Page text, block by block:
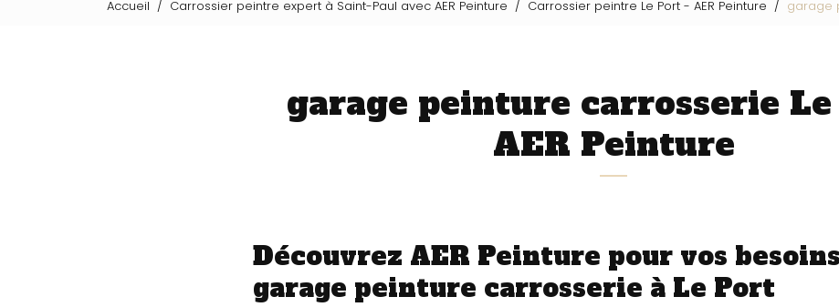
Accueil Carrossier peintre expert à Saint-Paul avec AER Peinture Carrossier peintre Le Port - AER Peinture garage
garage peinture carrosserie
AER Peinture
Découvrez AER Peinture pour vos
garage peinture carrosserie à Le Port